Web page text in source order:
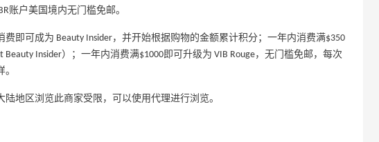
账户美国境内无门槛免邮。
即可成为 Beauty Insider，并开始根据购物的金额累计积分；一年内消费满$350
Beauty Insider）；一年内消费满$1000即可升级为 VIB Rouge，无门槛免邮，每次
地区浏览此商家受限，可以使用代理进行浏览。
送好礼
尺码成人可穿
低至5折